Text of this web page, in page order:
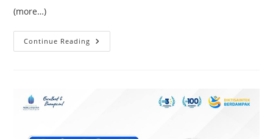
(more…)
Continue Reading Kelas
Karyawan
Terjangkau